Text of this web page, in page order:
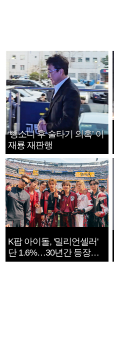
‘뺑소니 후 술타기 의혹’ 이
재룡 재판행
K팝 아이돌, '밀리언셀러'
단 1.6%…30년간 등장
1182개팀 전수조사